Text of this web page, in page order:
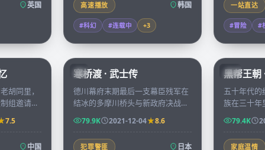
英国 高速播放 韩国
#科幻 #连载中 +3
一站直达
#冒险 #
99:17
胡同里，
组邀请讲
缩拓本。
7.5
中国
JP
99:29
寒桥渡 · 武士传
德川幕府末期最后一支幕臣残军在
结冰的多摩川桥头与新政府决战，
桥北桥南的两位青年武士曾是少年
时同窗，今日却生死相对。
79.9K 2021-12-04 8.6
犯罪警匪 日本
CN
黑帮王朝
五十年代的
族在三十年
融帝国的
远超想象。
79.4K
家庭温情